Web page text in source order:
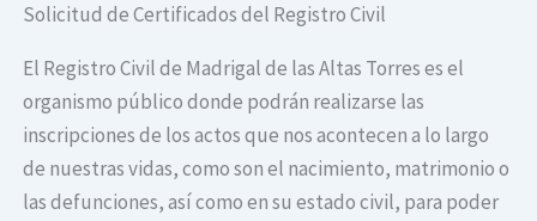
Solicitud de Certificados del Registro Civil
El Registro Civil de Madrigal de las Altas Torres es el
organismo público donde podrán realizarse las
inscripciones de los actos que nos acontecen a lo largo
de nuestras vidas, como son el nacimiento, matrimonio o
las defunciones, así como en su estado civil, para poder